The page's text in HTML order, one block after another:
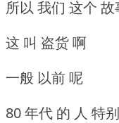
所以 我们 这个
这 叫 盗货 啊
一般 以前 呢
80 年代 的 人 特